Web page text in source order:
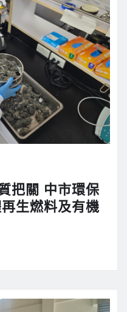
把關 中市環保
生燃料及有機